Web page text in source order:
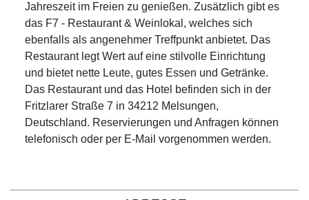
Jahreszeit im Freien zu genießen. Zusätzlich gibt es
das F7 - Restaurant & Weinlokal, welches sich
ebenfalls als angenehmer Treffpunkt anbietet. Das
Restaurant legt Wert auf eine stilvolle Einrichtung
und bietet nette Leute, gutes Essen und Getränke.
Das Restaurant und das Hotel befinden sich in der
Fritzlarer Straße 7 in 34212 Melsungen,
Deutschland. Reservierungen und Anfragen können
telefonisch oder per E-Mail vorgenommen werden.